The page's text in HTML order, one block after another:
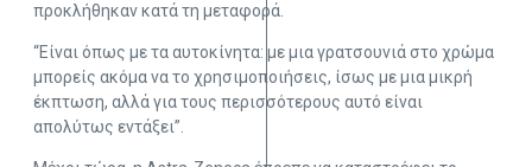
προκλήθηκαν κατά τη μεταφορά.
“Είναι όπως με τα αυτοκίνητα: με μια γρατσουνιά στο χρώμα
μπορείς ακόμα να το χρησιμοποιήσεις, ίσως με μια μικρή
έκπτωση, αλλά για τους περισσότερους αυτό είναι
απολύτως εντάξει”.